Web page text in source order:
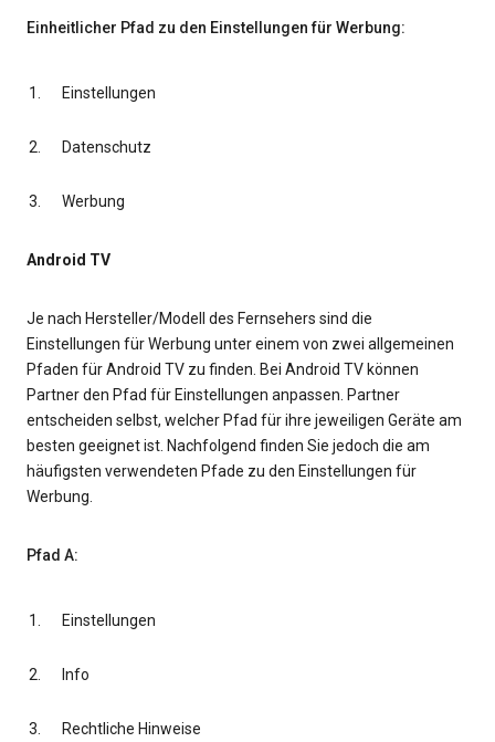
Einheitlicher Pfad zu den Einstellungen für Werbung:
Einstellungen
Datenschutz
Werbung
Android TV
Je nach Hersteller/Modell des Fernsehers sind die
Einstellungen für Werbung unter einem von zwei allgemeinen
Pfaden für Android TV zu finden. Bei Android TV können
Partner den Pfad für Einstellungen anpassen. Partner
entscheiden selbst, welcher Pfad für ihre jeweiligen Geräte am
besten geeignet ist. Nachfolgend finden Sie jedoch die am
häufigsten verwendeten Pfade zu den Einstellungen für
Werbung.
Pfad A:
Einstellungen
Info
Rechtliche Hinweise